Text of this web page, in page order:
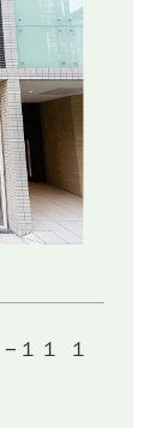
１１ １